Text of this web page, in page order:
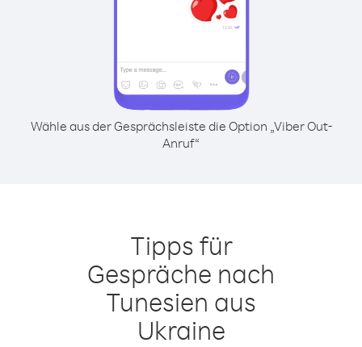
Wähle aus der Gesprächsleiste die Option „Viber Out-
Anruf“
Tipps für
Gespräche nach
Tunesien aus
Ukraine